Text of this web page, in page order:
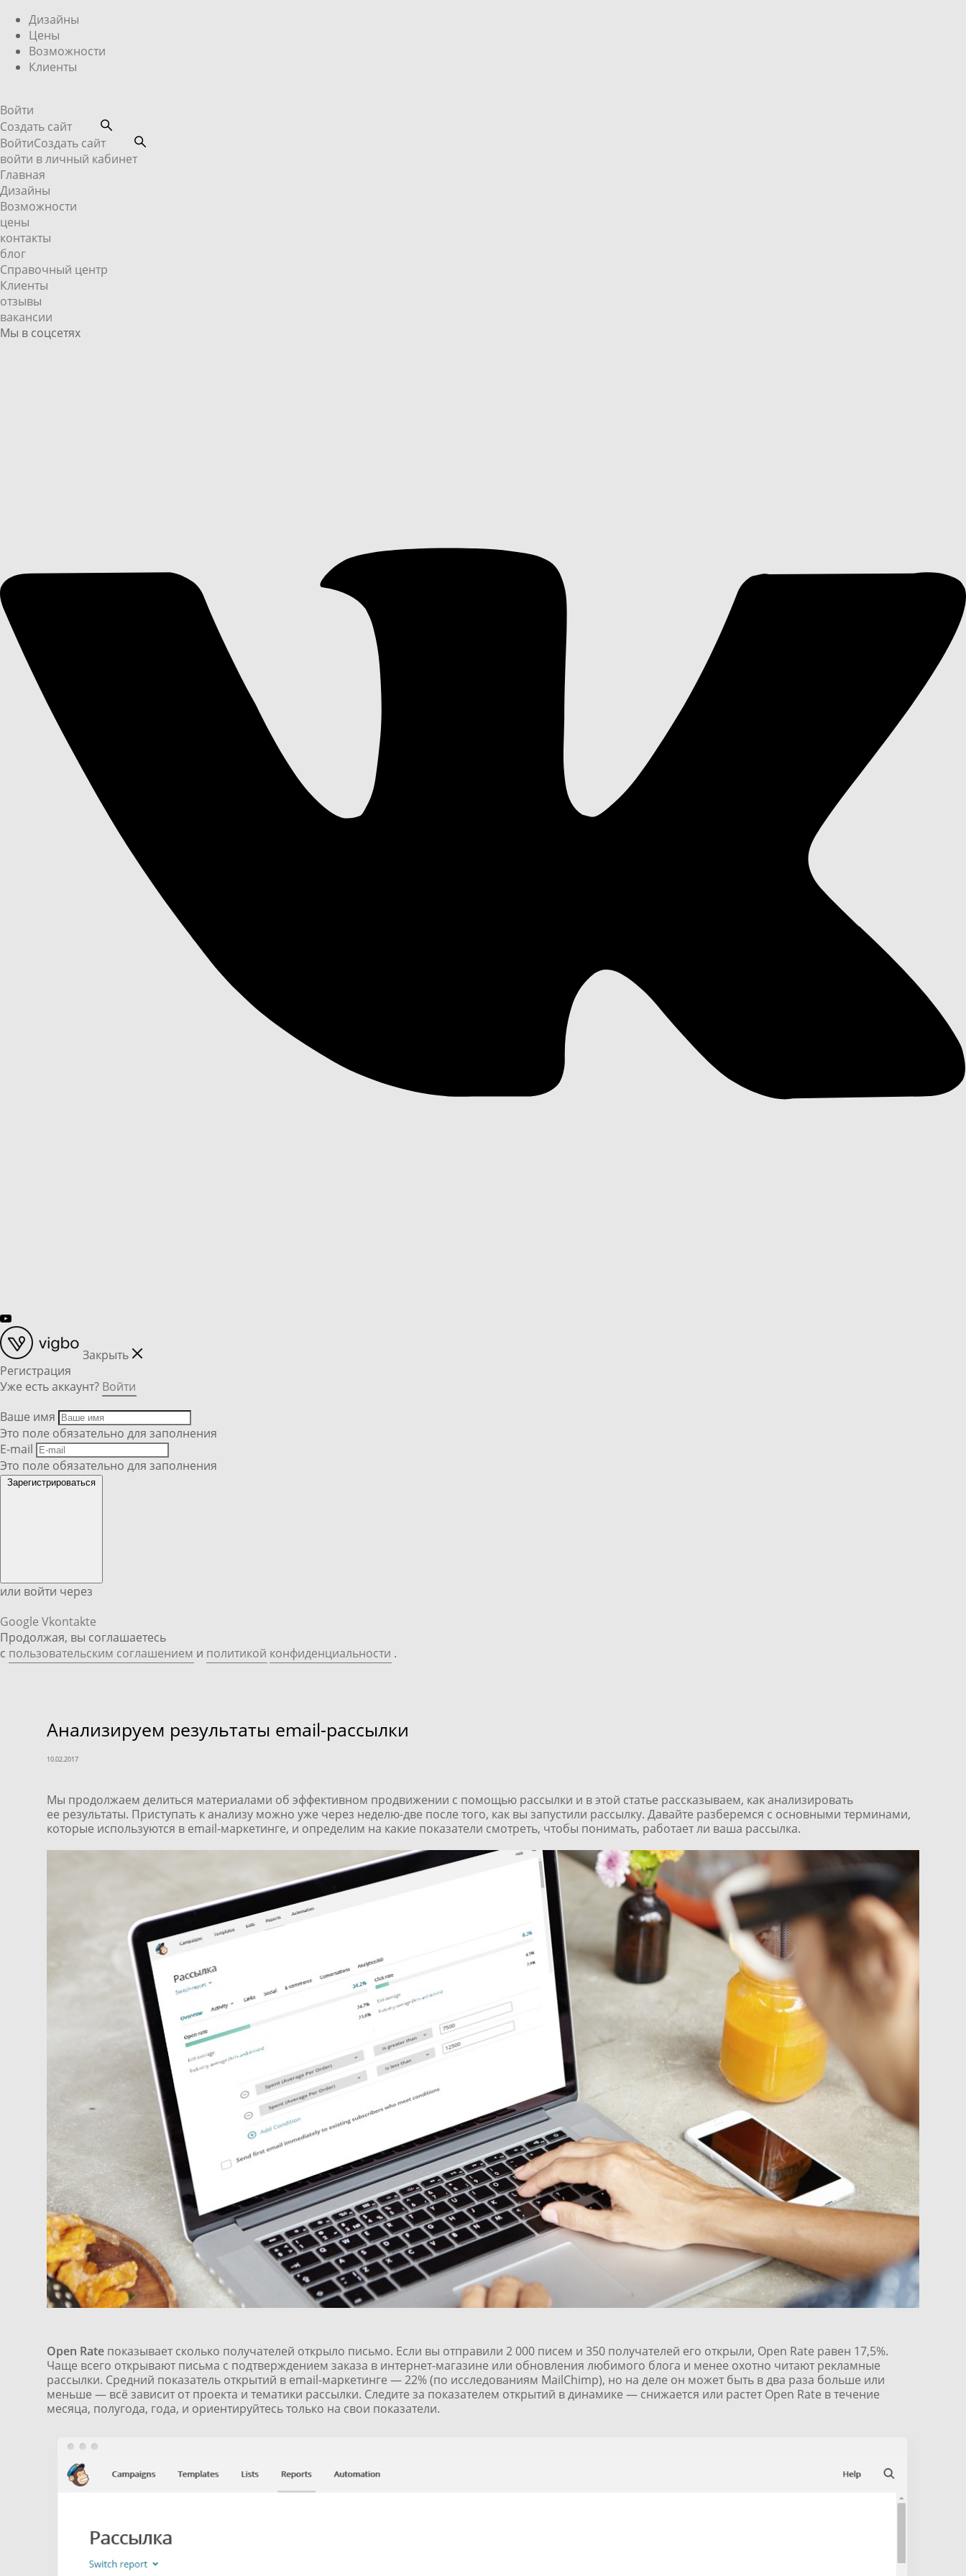
Дизайны
Цены
Возможности
Клиенты
Войти
Создать сайт
ВойтиСоздать сайт
войти в личный кабинет
Главная
Дизайны
Возможности
цены
контакты
блог
Справочный центр
Клиенты
отзывы
вакансии
Мы в соцсетях
Закрыть
Регистрация
Уже есть аккаунт? Войти
Ваше имя
Это поле обязательно для заполнения
E-mail
Это поле обязательно для заполнения
Зарегистрироваться
или войти через
Google Vkontakte
Продолжая, вы соглашаетесь
с пользовательским соглашением и политикой конфиденциальности .
Анализируем результаты email-рассылки
10.02.2017
Мы продолжаем делиться материалами об эффективном продвижении с помощью рассылки и в этой статье рассказываем, как анализировать
ее результаты. Приступать к анализу можно уже через неделю-две после того, как вы запустили рассылку. Давайте разберемся с основными терминами,
которые используются в email-маркетинге, и определим на какие показатели смотреть, чтобы понимать, работает ли ваша рассылка.
Open Rate показывает сколько получателей открыло письмо. Если вы отправили 2 000 писем и 350 получателей его открыли, Open Rate равен 17,5%.
Чаще всего открывают письма с подтверждением заказа в интернет-магазине или обновления любимого блога и менее охотно читают рекламные
рассылки. Средний показатель открытий в email-маркетинге — 22% (по исследованиям MailChimp), но на деле он может быть в два раза больше или
меньше — всё зависит от проекта и тематики рассылки. Следите за показателем открытий в динамике — снижается или растет Open Rate в течение
месяца, полугода, года, и ориентируйтесь только на свои показатели.